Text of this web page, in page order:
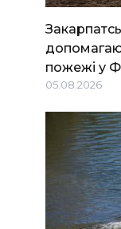
пожежі у
05.08.2026